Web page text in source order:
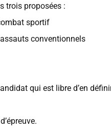
trois proposées :
sportif
conventionnels
qui est libre d’en